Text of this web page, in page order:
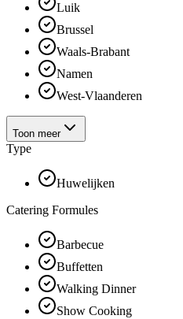
Luik
Brussel
Waals-Brabant
Namen
West-Vlaanderen
Toon meer
Type
Huwelijken
Catering Formules
Barbecue
Buffetten
Walking Dinner
Show Cooking